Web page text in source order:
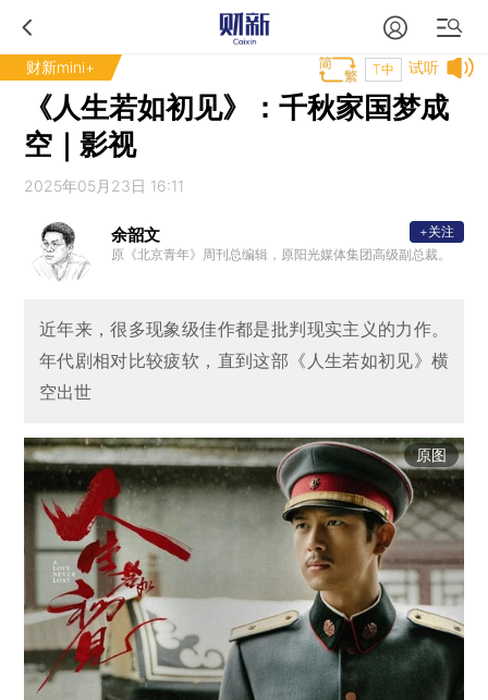
财新mini+ 试听
T中
《人生若如初见》：千秋家国梦成
空｜影视
2025年05月23日 16:11
余韶文
原《北京青年》周刊总编辑，原阳光媒体集团高级副总裁。
+关注
近年来，很多现象级佳作都是批判现实主义的力作。
年代剧相对比较疲软，直到这部《人生若如初见》横
空出世
原图